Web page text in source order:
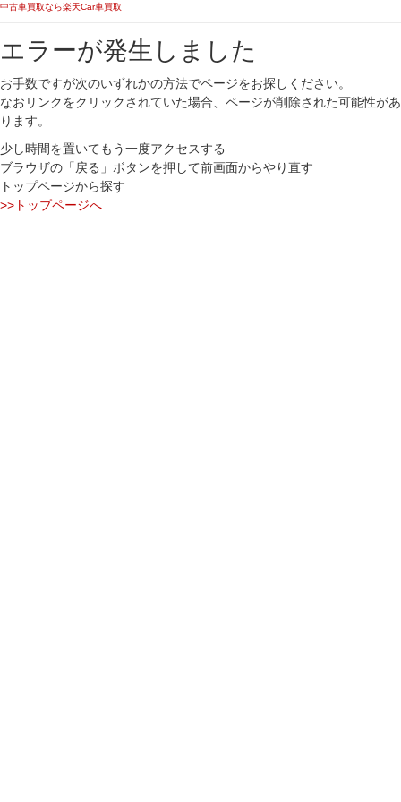
中古車買取なら楽天Car車買取
エラーが発生しました
お手数ですが次のいずれかの方法でページをお探しください。
なおリンクをクリックされていた場合、ページが削除された可能性があ
ります。
少し時間を置いてもう一度アクセスする
ブラウザの「戻る」ボタンを押して前画面からやり直す
トップページから探す
>>トップページへ